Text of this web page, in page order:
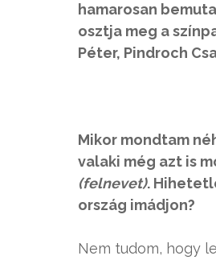
hamarosan
osztja meg a
Péter, Pindroch
Mikor mondtam
valaki még azt is
(felnevet).
ország imádjon?
Nem tudom, hogy